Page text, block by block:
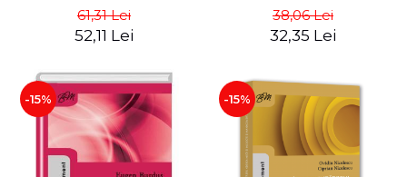
61,31 Lei
52,11 Lei
38,06 Lei
32,35 Lei
-15% -15%